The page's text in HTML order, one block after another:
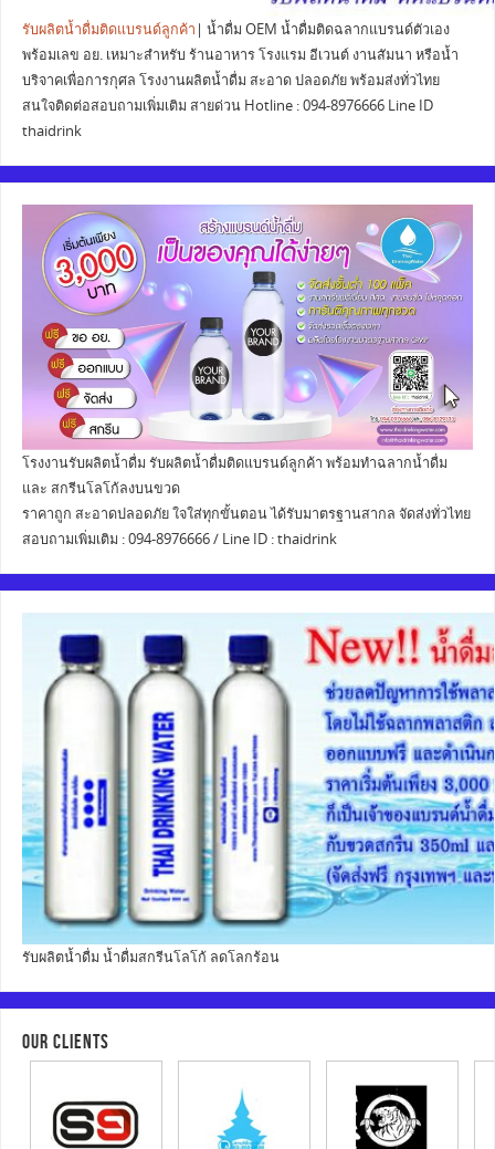
รับผลิตน้ำดื่มติดแบรนด์ลูกค้า | น้ำดื่ม OEM น้ำดื่มติดฉลากแบรนด์ตัวเอง
พร้อมเลข อย. เหมาะสำหรับ ร้านอาหาร โรงแรม อีเวนต์ งานสัมนา หรือน้ำ
บริจาคเพื่อการกุศล โรงงานผลิตน้ำดื่ม สะอาด ปลอดภัย พร้อมส่งทั่วไทย
สนใจติดต่อสอบถามเพิ่มเติม สายด่วน Hotline : 094-8976666 Line ID
thaidrink
โรงงานรับผลิตน้ำดื่ม รับผลิตน้ำดื่มติดแบรนด์ลูกค้า พร้อมทำฉลากน้ำดื่ม
และ สกรีนโลโก้ลงบนขวด
ราคาถูก สะอาดปลอดภัย ใจใส่ทุกขั้นตอน ได้รับมาตรฐานสากล จัดส่งทั่วไทย
สอบถามเพิ่มเติม : 094-8976666 / Line ID : thaidrink
รับผลิตน้ำดื่ม น้ำดื่มสกรีนโลโก้ ลดโลกร้อน
OUR CLIENTS